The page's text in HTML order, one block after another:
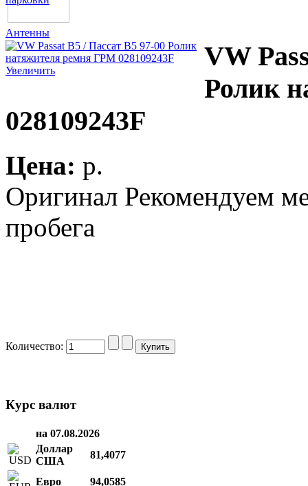
Антенны
Увеличить
VW
Ролик
028109243F
Цена: p.
Оригинал Рекомендуем
пробега
Количество:
Курс валют
на 07.08.2026
Доллар
США
81,4077
Евро 94,0585